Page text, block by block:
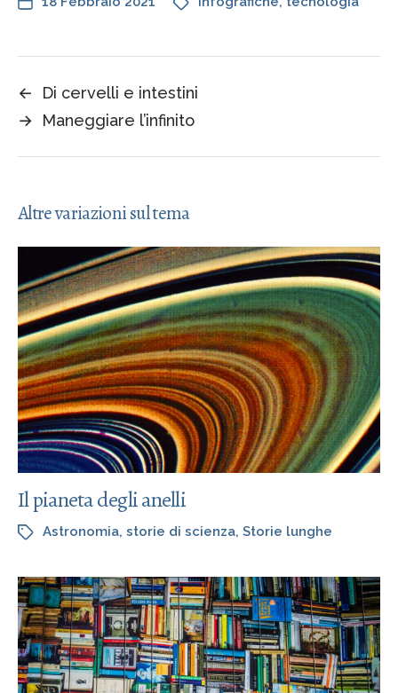
←
Di cervelli e intestini
→
Maneggiare l’infinito
Altre variazioni sul tema
Il pianeta degli anelli
Astronomia, storie di scienza, Storie lunghe